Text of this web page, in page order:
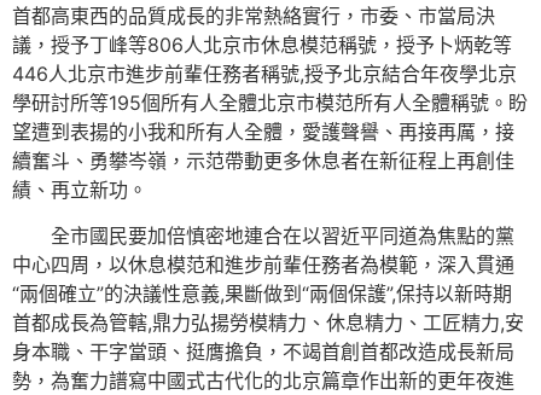
首都高東西的品質成長的非常熱絡實行，市委、市當局決
議，授予丁峰等806人北京市休息模范稱號，授予卜炳乾等
446人北京市進步前輩任務者稱號,授予北京結合年夜學北京
學研討所等195個所有人全體北京市模范所有人全體稱號。盼
望遭到表揚的小我和所有人全體，愛護聲譽、再接再厲，接
續奮斗、勇攀岑嶺，示范帶動更多休息者在新征程上再創佳
績、再立新功。
全市國民要加倍慎密地連合在以習近平同道為焦點的黨
中心四周，以休息模范和進步前輩任務者為模範，深入貫通
“兩個確立”的決議性意義,果斷做到“兩個保護”,保持以新時期
首都成長為管轄,鼎力弘揚勞模精力、休息精力、工匠精力,安
身本職、干字當頭、挺膺擔負，不竭首創首都改造成長新局
勢，為奮力譜寫中國式古代化的北京篇章作出新的更年夜進